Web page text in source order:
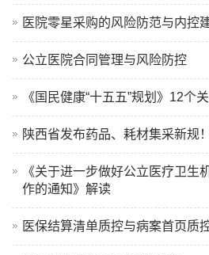
医院零星采购的风险防范与内控
公立医院合同管理与风险防控
《国民健康“十五五”规划》12个
陕西省发布药品、耗材集采新规！
《关于进一步做好公立医疗卫生
作的通知》解读
医保结算清单质控与病案首页质